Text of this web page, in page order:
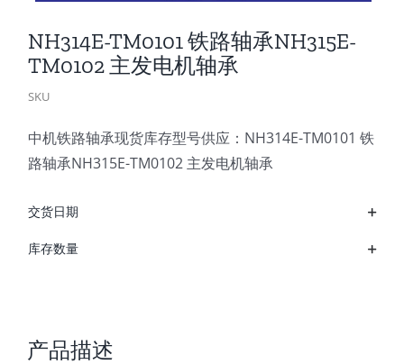
NH314E-TM0101 铁路轴承NH315E-
TM0102 主发电机轴承
SKU
中机铁路轴承现货库存型号供应：NH314E-TM0101 铁
路轴承NH315E-TM0102 主发电机轴承
交货日期
库存数量
产品描述